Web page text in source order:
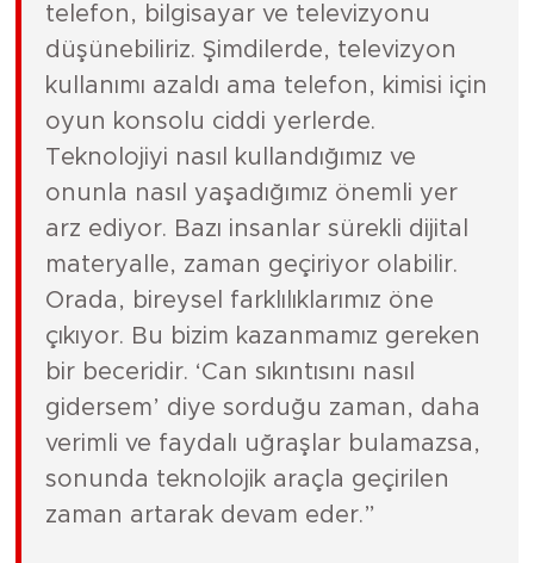
telefon, bilgisayar ve televizyonu
düşünebiliriz. Şimdilerde, televizyon
kullanımı azaldı ama telefon, kimisi için
oyun konsolu ciddi yerlerde.
Teknolojiyi nasıl kullandığımız ve
onunla nasıl yaşadığımız önemli yer
arz ediyor. Bazı insanlar sürekli dijital
materyalle, zaman geçiriyor olabilir.
Orada, bireysel farklılıklarımız öne
çıkıyor. Bu bizim kazanmamız gereken
bir beceridir. ‘Can sıkıntısını nasıl
gidersem’ diye sorduğu zaman, daha
verimli ve faydalı uğraşlar bulamazsa,
sonunda teknolojik araçla geçirilen
zaman artarak devam eder.”